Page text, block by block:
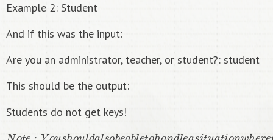
Example 2: Student
And if this was the input:
Are you an administrator, teacher, or student?: student
This should be the output:
Students do not get keys!
No t ou u a s o a et h an ea ua nw re